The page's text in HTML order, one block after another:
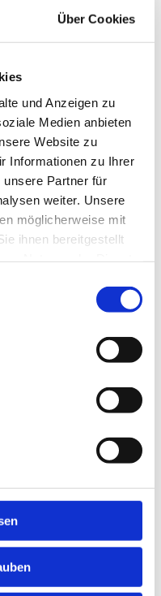
Über Cookies
und Anzeigen zu
Medien anbieten
Website zu
Informationen zu Ihrer
unsere Partner für
weiter. Unsere
möglicherweise mit
ihnen bereitgestellt
Nachricht.